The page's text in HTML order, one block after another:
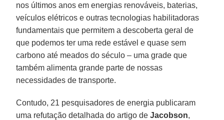
nos últimos anos em energias renováveis, baterias,
veículos elétricos e outras tecnologias habilitadoras
fundamentais que permitem a descoberta geral de
que podemos ter uma rede estável e quase sem
carbono até meados do século – uma grade que
também alimenta grande parte de nossas
necessidades de transporte.
Contudo, 21 pesquisadores de energia publicaram
uma refutação detalhada do artigo deJacobson,